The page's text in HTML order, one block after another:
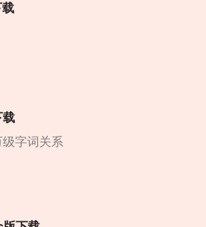
载
字词关系